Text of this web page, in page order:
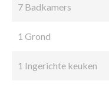
7 Badkamers
1 Grond
1 Ingerichte keuken